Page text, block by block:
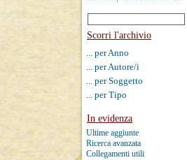
Scorri l'archivio
... per Anno
... per Autore/i
... per Soggetto
... per Tipo
In evidenza
Ultime aggiunte
Ricerca avanzata
Collegamenti utili